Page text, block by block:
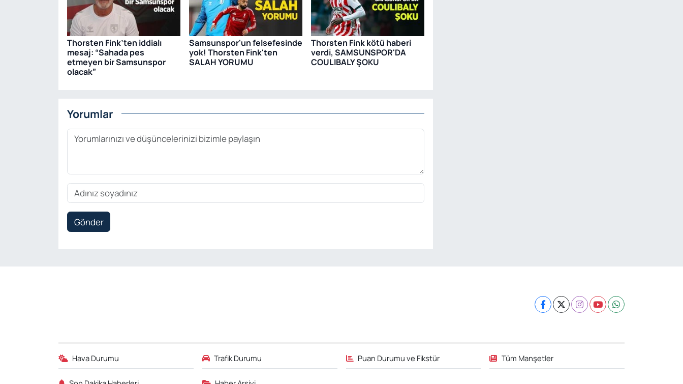
Thorsten Fink’ten iddialı
mesaj: “Sahada pes
etmeyen bir Samsunspor
olacak”
Samsunspor'un felsefesinde
yok! Thorsten Fink'ten
SALAH YORUMU
Thorsten Fink kötü haberi
verdi, SAMSUNSPOR'DA
COULIBALY ŞOKU
Yorumlar
Gönder
Hava Durumu Trafik Durumu Puan Durumu ve Fikstür Tüm Manşetler